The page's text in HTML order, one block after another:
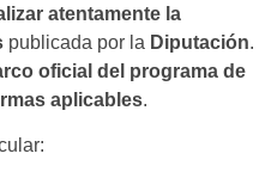
atentamente la
publicada por la Diputación.
oficial del programa de
aplicables.